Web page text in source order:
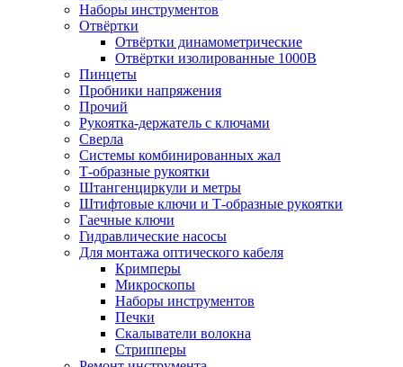
Наборы инструментов
Отвёртки
Отвёртки динамометрические
Отвёртки изолированные 1000В
Пинцеты
Пробники напряжения
Прочий
Рукоятка-держатель с ключами
Сверла
Системы комбинированных жал
Т-образные рукоятки
Штангенциркули и метры
Штифтовые ключи и Т-образные рукоятки
Гаечные ключи
Гидравлические насосы
Для монтажа оптического кабеля
Кримперы
Микроскопы
Наборы инструментов
Печки
Скалыватели волокна
Стрипперы